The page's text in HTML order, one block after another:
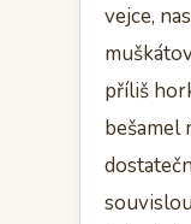
vejce,
příliš
bešamel